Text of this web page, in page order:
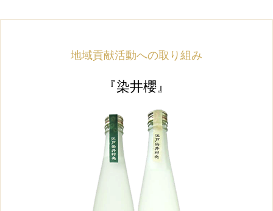
地域貢献活動への取り組み
『染井櫻』